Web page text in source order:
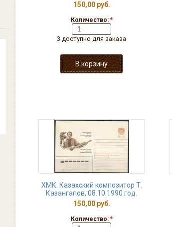
150,00 руб.
Количество: *
3 доступно для заказа
ХМК. Казахский композитор Т.
Казангапов, 08.10.1990 год.
150,00 руб.
Количество: *